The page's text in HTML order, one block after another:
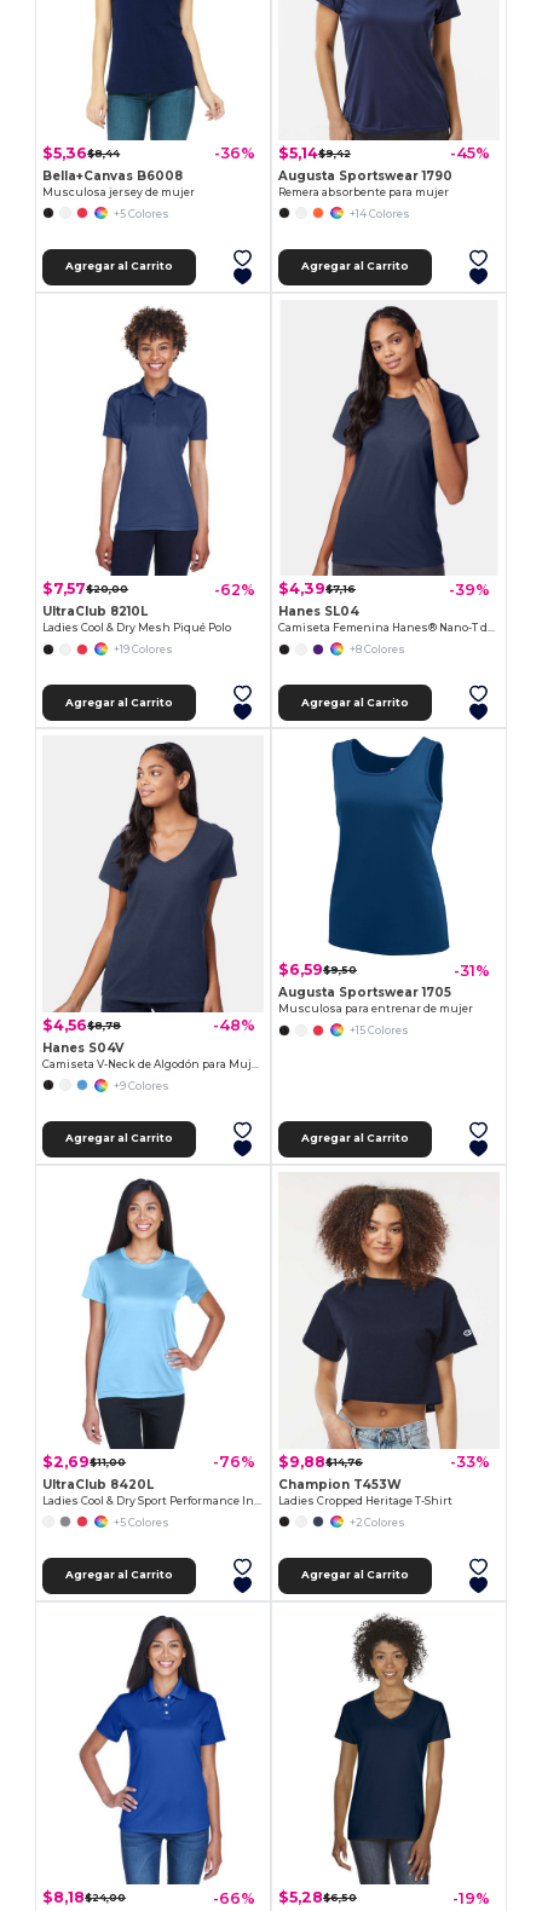
$5,36$8,44 -36%
Bella+Canvas B6008
Musculosa jersey de mujer
+5 Colores
Agregar al Carrito
$5,14$9,42 -45%
Augusta Sportswear 1790
Remera absorbente para mujer
+14 Colores
Agregar al Carrito
$7,57$20,00 -62%
UltraClub 8210L
Ladies Cool & Dry Mesh Piqué Polo
+19 Colores
Agregar al Carrito
$4,39$7,16 -39%
Hanes SL04
Camiseta Femenina Hanes® Nano-T de Algodón Suave
+8 Colores
Agregar al Carrito
$4,56$8,78 -48%
Hanes S04V
+9 Colores
Agregar al Carrito
$6,59$9,50 -31%
Augusta Sportswear 1705
Musculosa para entrenar de mujer
+15 Colores
Agregar al Carrito
$2,69$11,00 -76%
UltraClub 8420L
+5 Colores
Agregar al Carrito
$9,88$14,76 -33%
Champion T453W
Ladies Cropped Heritage T-Shirt
+2 Colores
Agregar al Carrito
$8,18$24,00 -66% $5,28$6,50 -19%